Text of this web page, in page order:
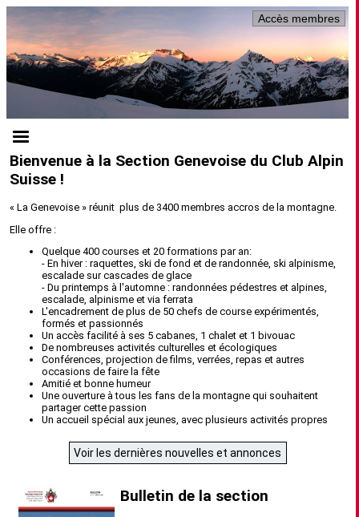
Accès membres
Bienvenue à la Section Genevoise du Club Alpin
Suisse !
« La Genevoise » réunit plus de 3400 membres accros de la montagne.
Elle offre :
Quelque 400 courses et 20 formations par an:
- En hiver : raquettes, ski de fond et de randonnée, ski alpinisme,
escalade sur cascades de glace
- Du printemps à l'automne : randonnées pédestres et alpines,
escalade, alpinisme et via ferrata
L'encadrement de plus de 50 chefs de course expérimentés,
formés et passionnés
Un accès facilité à ses 5 cabanes, 1 chalet et 1 bivouac
De nombreuses activités culturelles et écologiques
Conférences, projection de films, verrées, repas et autres
occasions de faire la fête
Amitié et bonne humeur
Une ouverture à tous les fans de la montagne qui souhaitent
partager cette passion
Un accueil spécial aux jeunes, avec plusieurs activités propres
Voir les dernières nouvelles et annonces
Bulletin de la section